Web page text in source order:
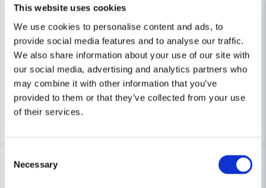
This website uses cookies
We use cookies to personalise content and ads, to
provide social media features and to analyse our traffic.
We also share information about your use of our site with
our social media, advertising and analytics partners who
may combine it with other information that you’ve
provided to them or that they’ve collected from your use
of their services.
Selection
Necessary
MAKITA POWERTOOLS
Makita 198254-2 MAKPAC 3, Kylväska 11L
1 427 kr
856,2 kr
Finns i Webblager
Köp
MAKITA POWERTOOLS
Makita E-05153 Takläggare/
776 kr
671 kr
Finns i Webblager
-8% Lagerrensning upp till